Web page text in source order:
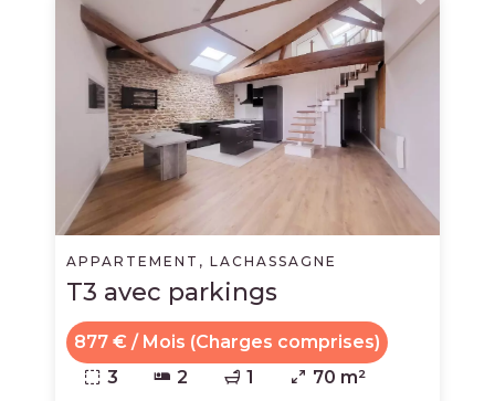
APPARTEMENT, LACHASSAGNE
T3 avec parkings
877 € / Mois (Charges comprises)
3
2 1 70 m²